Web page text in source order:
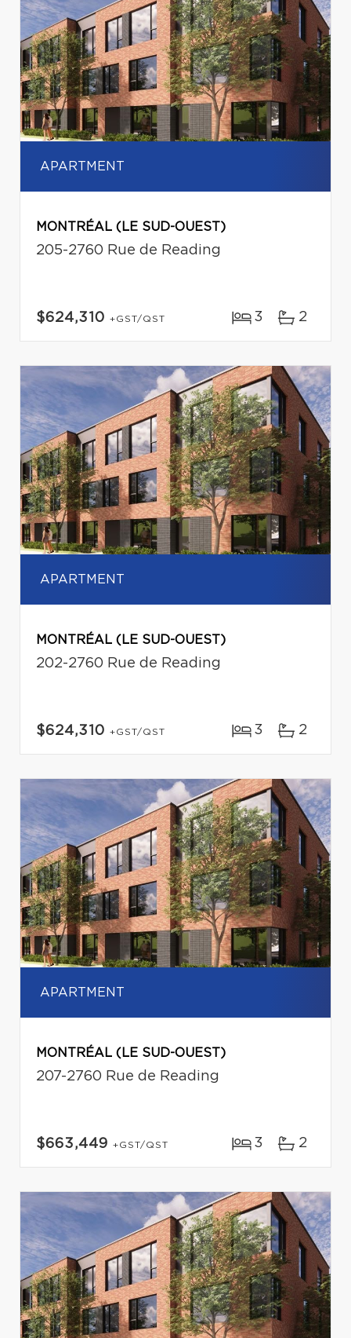
APARTMENT
MONTRÉAL (LE SUD-OUEST)
205-2760 Rue de Reading
$624,310 +GST/QST 3 2
APARTMENT
MONTRÉAL (LE SUD-OUEST)
202-2760 Rue de Reading
$624,310 +GST/QST 3 2
APARTMENT
MONTRÉAL (LE SUD-OUEST)
207-2760 Rue de Reading
$663,449 +GST/QST 3 2